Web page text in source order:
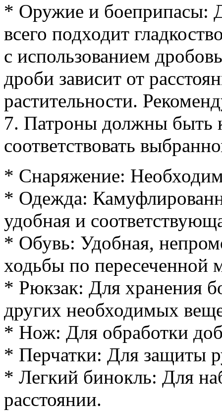
* Оружие и боеприпасы:
всего подходит
с использованием
дроби зависит от
растительности.
7. Патроны должны быть
соответствовать
* Снаряжение:
* Одежда:
удобная и
* Обувь: Удобная,
ходьбы по пересеченной
* Рюкзак: Для хранения
других необходимых
* Нож: Для обработки
* Перчатки: Для защиты
* Легкий бинокль: Для
расстоянии.